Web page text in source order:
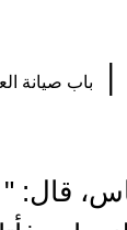
|
باب صيانة
قال: "